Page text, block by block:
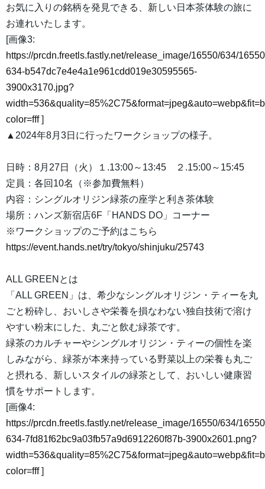
お気に入りの銘柄を発見できる、新しい日本茶体験の旅に
お連れいたします。
[画像3:
https://prcdn.freetls.fastly.net/release_image/16550/634/
634-b547dc7e4e4a1e961cdd019e30595565-
3900x3170.jpg?
color=fff]
▲2024年8月3日に行ったワークショップの様子。
日時：8月27日（火）１.13:00～13:45 ２.15:00～15:45
定員：各回10名（※参加費無料）
内容：シングルオリジン緑茶の座学と利き茶体験
場所：ハンズ新宿店6F「HANDS DO」コーナー
※ワークショップのご予約はこちら
https://event.hands.net/try/tokyo/shinjuku/25743
ALL GREENとは
「ALL GREEN」は、希少なシングルオリジン・ティーを丸
ごと粉砕し、おいしさや栄養を損なわない独自技術で溶け
やすい粉末にした、丸ごと飲む緑茶です。
緑茶のカルチャーやシングルオリジン・ティーの個性を楽
しみながら、緑茶が本来持っている野菜以上の栄養も丸ご
と摂れる、新しいスタイルの緑茶として、おいしい健康習
慣をサポートします。
[画像4:
https://prcdn.freetls.fastly.net/release_image/16550/634/
634-7fd81f62bc9a03fb57a9d6912260f87b-3900x2601.png?
color=fff]